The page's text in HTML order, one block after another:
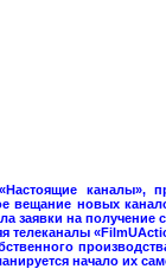
каналы»,
вещание новых
заявки на получение
телеканалы
начало их